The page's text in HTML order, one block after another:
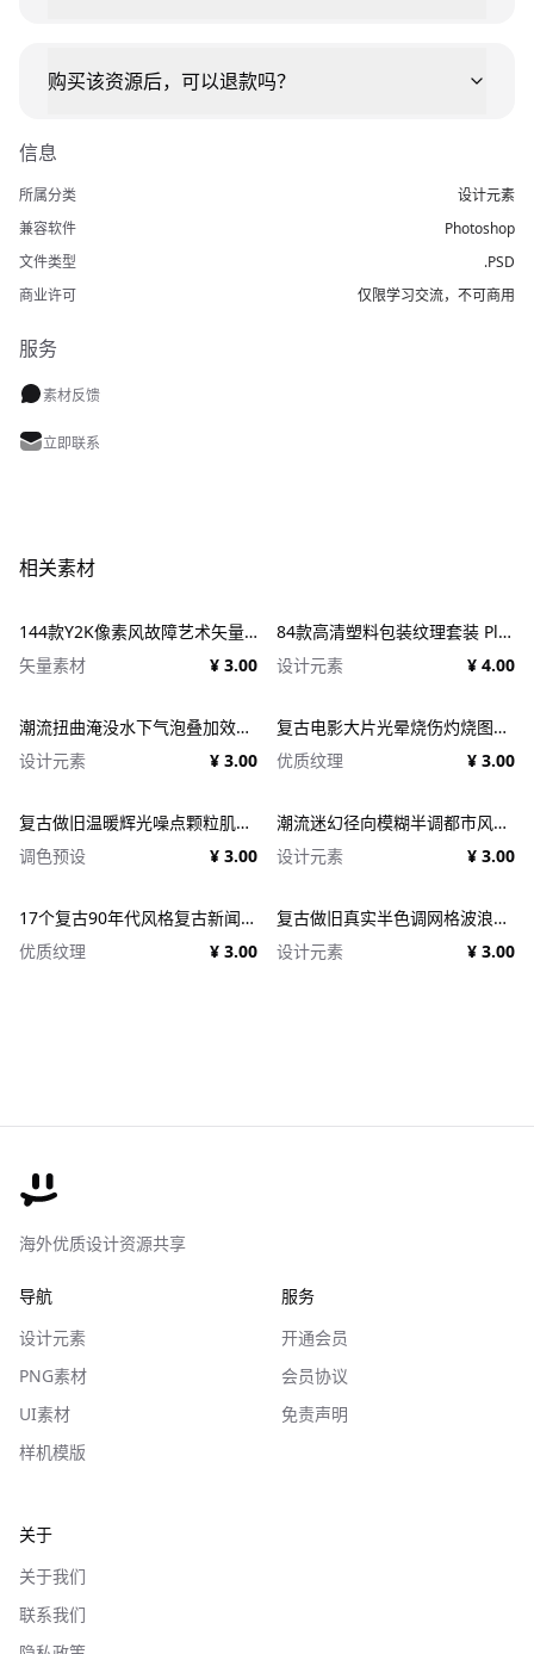
购买该资源后，可以退款吗？
信息
所属分类
设计元素
兼容软件
Photoshop
文件类型
.PSD
商业许可
仅限学习交流，不可商用
服务
素材反馈
立即联系
相关素材
144款Y2K像素风故障艺术矢量元素 Dithering Bitmap Vector Shapes Collection
矢量素材
¥ 3.00
84款高清塑料包装纹理套装 Plastic Textures
设计元素
¥ 4.00
潮流扭曲淹没水下气泡叠加效果照片人像修图PS特效滤镜插件样机 Deluge Underwater Photo Effect
设计元素
¥ 3.00
复古电影大片光晕烧伤灼烧图片照片后期处理特效PSD样机 Light Leaks Overlays Template
优质纹理
¥ 3.00
复古做旧温暖辉光噪点颗粒肌理人像图像修图PS特效滤镜插件样机模板+LUT调色预设 EFCO LOOKS: VERSION 1.0
调色预设
¥ 3.00
潮流迷幻径向模糊半调都市风人像图像PS修图特效滤镜样机模板 Halftone Spinning Blur Photo Effect
设计元素
¥ 3.00
17个复古90年代风格复古新闻纸纹理广告PSD模板 1950s Style Retro Ad Templates
优质纹理
¥ 3.00
复古做旧真实半色调网格波浪印刷肌理特效PSD设计图片照片处理特效生成器 Goblin Printer - Halftone Effects
设计元素
¥ 3.00
海外优质设计资源共享
导航
设计元素
PNG素材
UI素材
样机模版
服务
开通会员
会员协议
免责声明
关于
关于我们
联系我们